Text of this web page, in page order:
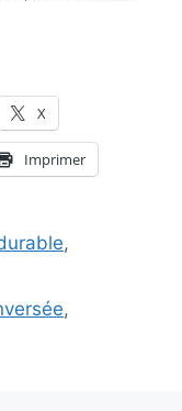
X
Imprimer
,
,